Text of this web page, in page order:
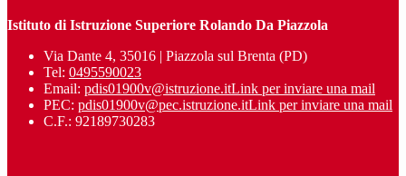
Istituto di Istruzione Superiore Rolando Da Piazzola
Via Dante 4, 35016 | Piazzola sul Brenta (PD)
Tel: 0495590023
Email: pdis01900v@istruzione.itLink per inviare una mail
PEC: pdis01900v@pec.istruzione.itLink per inviare una mail
C.F.: 92189730283